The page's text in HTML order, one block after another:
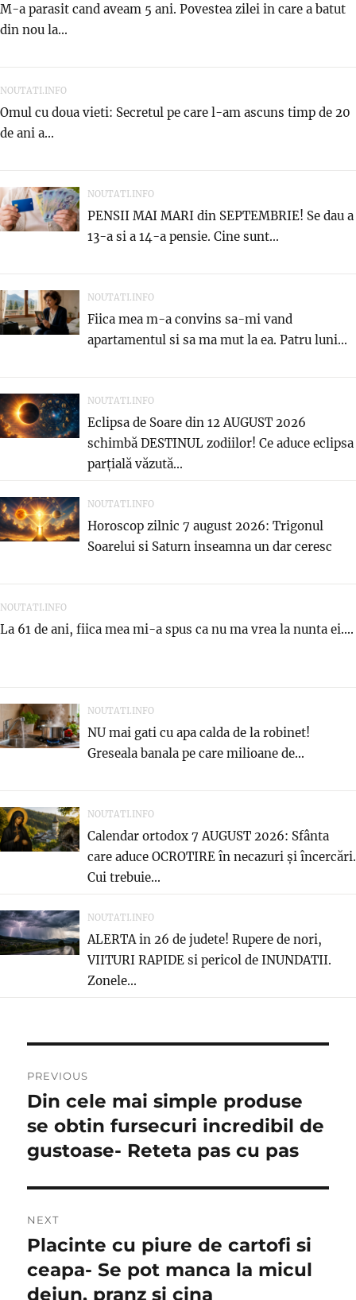
M-a parasit cand aveam 5 ani. Povestea zilei in care a batut
din nou la...
NOUTATI.INFO
Omul cu doua vieti: Secretul pe care l-am ascuns timp de 20
de ani a...
NOUTATI.INFO
PENSII MAI MARI din SEPTEMBRIE! Se dau a
13-a si a 14-a pensie. Cine sunt...
NOUTATI.INFO
Fiica mea m-a convins sa-mi vand
apartamentul si sa ma mut la ea. Patru luni...
NOUTATI.INFO
Eclipsa de Soare din 12 AUGUST 2026
schimbă DESTINUL zodiilor! Ce aduce eclipsa
parțială văzută...
NOUTATI.INFO
Horoscop zilnic 7 august 2026: Trigonul
Soarelui si Saturn inseamna un dar ceresc
NOUTATI.INFO
La 61 de ani, fiica mea mi-a spus ca nu ma vrea la nunta ei....
NOUTATI.INFO
NU mai gati cu apa calda de la robinet!
Greseala banala pe care milioane de...
NOUTATI.INFO
Calendar ortodox 7 AUGUST 2026: Sfânta
care aduce OCROTIRE în necazuri și încercări.
Cui trebuie...
NOUTATI.INFO
ALERTA in 26 de judete! Rupere de nori,
VIITURI RAPIDE si pericol de INUNDATII.
Zonele...
navigation
PREVIOUS
Previous
post:
Din cele mai simple produse
se obtin fursecuri incredibil de
gustoase- Reteta pas cu pas
NEXT
Next
post:
Placinte cu piure de cartofi si
ceapa- Se pot manca la micul
dejun, pranz si cina